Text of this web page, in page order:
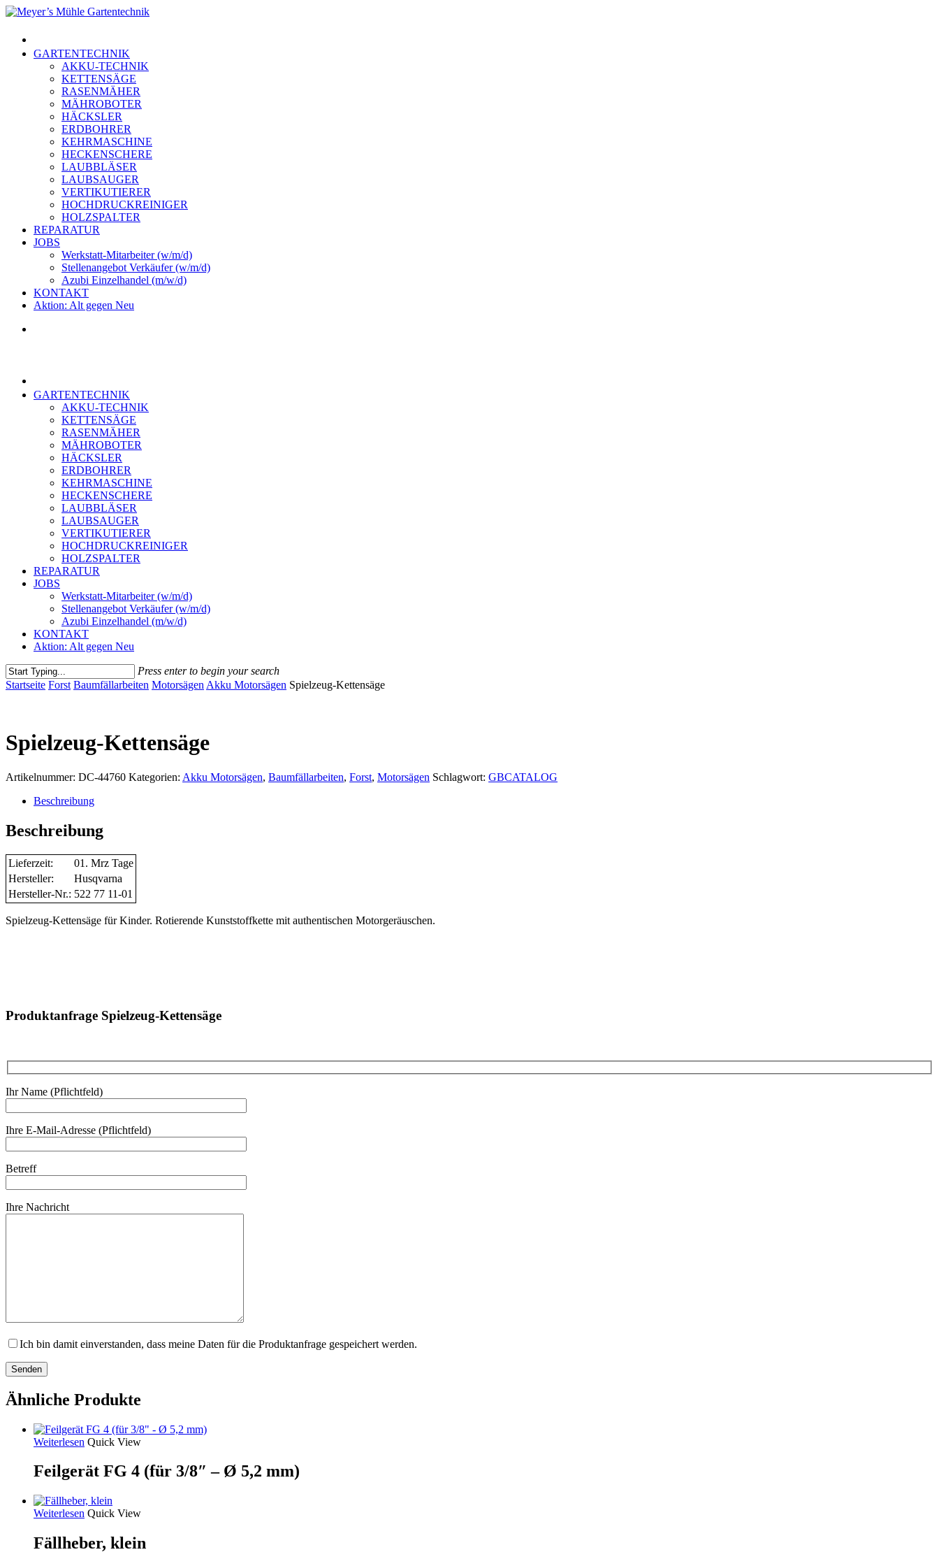
Skip
main
contentGARTENTECHNIK
AKKU-TECHNIK
KETTENSÄGE
RASENMÄHER
MÄHROBOTER
HÄCKSLER
ERDBOHRER
KEHRMASCHINE
HECKENSCHERE
LAUBBLÄSER
LAUBSAUGER
VERTIKUTIERER
HOCHDRUCKREINIGER
HOLZSPALTER
REPARATUR
JOBS
Werkstatt-Mitarbeiter (w/m/d)
Stellenangebot Verkäufer (w/m/d)
Azubi Einzelhandel (m/w/d)
KONTAKT
Aktion: Alt gegen Neu
GARTENTECHNIK
AKKU-TECHNIK
KETTENSÄGE
RASENMÄHER
MÄHROBOTER
HÄCKSLER
ERDBOHRER
KEHRMASCHINE
HECKENSCHERE
LAUBBLÄSER
LAUBSAUGER
VERTIKUTIERER
HOCHDRUCKREINIGER
HOLZSPALTER
REPARATUR
JOBS
Werkstatt-Mitarbeiter (w/m/d)
Stellenangebot Verkäufer (w/m/d)
Azubi Einzelhandel (m/w/d)
KONTAKT
Aktion: Alt gegen Neu
Press enter to begin your search
Close
Startseite Forst Baumfällarbeiten Motorsägen Akku Motorsägen Spielzeug-Kettensäge
Spielzeug-Kettensäge
Artikelnummer: DC-44760 Kategorien: Akku Motorsägen, Baumfällarbeiten, Forst, Motorsägen Schlagwort: GBCATALOG
Beschreibung
Beschreibung
Lieferzeit:
01. Mrz Tage
Hersteller:
Husqvarna
Hersteller-Nr.: 522 77 11-01
Spielzeug-Kettensäge für Kinder. Rotierende Kunststoffkette mit authentischen Motorgeräuschen.
Produktanfrage Spielzeug-Kettensäge
Ihr Name (Pflichtfeld)
Ihre E-Mail-Adresse (Pflichtfeld)
Betreff
Ihre Nachricht
Ich bin damit einverstanden, dass meine Daten für die Produktanfrage gespeichert werden.
Ähnliche Produkte
Weiterlesen Quick View
Feilgerät FG 4 (für 3/8″ – Ø 5,2 mm)
Weiterlesen Quick View
Fällheber, klein